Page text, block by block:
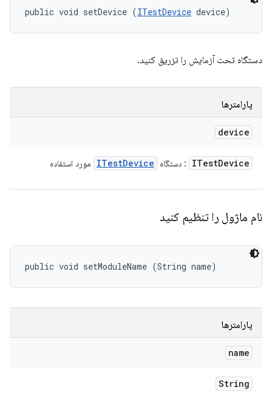
public void setDevice (ITestDevice device)
دستگاه تحت آزمایش را تزریق کنید.
پارامترها
device
ITestDevice : دستگاه ITestDevice مورد استفاده
نام ماژول را تنظیم کنید
public void setModuleName (String name)
پارامترها
name
String